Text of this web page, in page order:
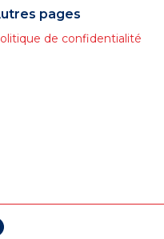
pages
de confidentialité
LinkedIn